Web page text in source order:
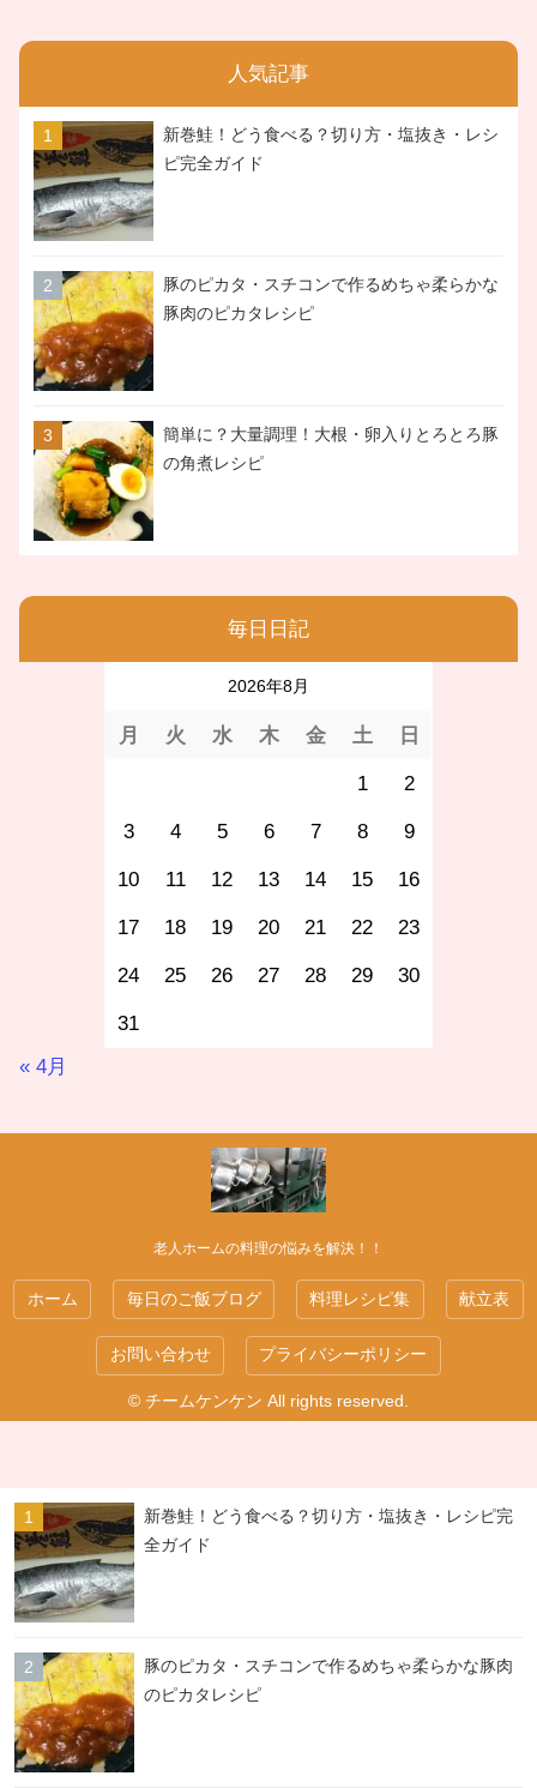
人気記事
新巻鮭！どう食べる？切り方・塩抜き・レシ
ピ完全ガイド
豚のピカタ・スチコンで作るめちゃ柔らかな
豚肉のピカタレシピ
簡単に？大量調理！大根・卵入りとろとろ豚
の角煮レシピ
毎日日記
2026年8月
月 火 水 木 金 土 日
1 2
3 4 5 6 7 8 9
10 11 12 13 14 15 16
17 18 19 20 21 22 23
24 25 26 27 28 29 30
31
« 4月
老人ホームの料理の悩みを解決！！
ホーム 毎日のご飯ブログ 料理レシピ集 献立表
お問い合わせ プライバシーポリシー
© チームケンケン All rights reserved.
新巻鮭！どう食べる？切り方・塩抜き・レシピ完
全ガイド
豚のピカタ・スチコンで作るめちゃ柔らかな豚肉
のピカタレシピ